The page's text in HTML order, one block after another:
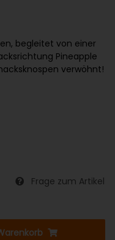
begleitet von einer
Pineapple
verwöhnt!
Frage zum Artikel